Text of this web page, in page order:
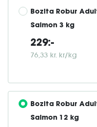
Bozita Robur
Salmon 3 kg
229:-
76,33 kr. kr/kg
Bozita Robur
Salmon 12 kg